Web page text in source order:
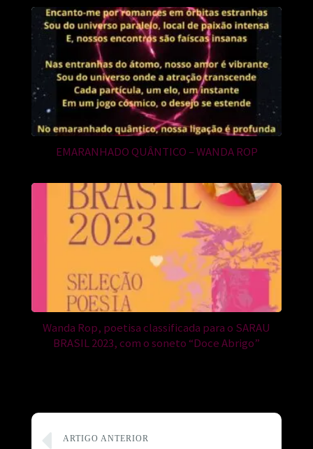
EMARANHADO QUÂNTICO – WANDA ROP
Wanda Rop, poetisa classificada para o SARAU
BRASIL 2023, com o soneto “Doce Abrigo”
ARTIGO ANTERIOR